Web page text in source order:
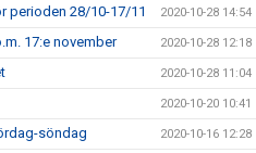
perioden 28/10-17/11 2020-10-28 14:54
17:e november 2020-10-28 12:18
2020-10-28 11:04
2020-10-20 10:41
söndag 2020-10-16 12:28